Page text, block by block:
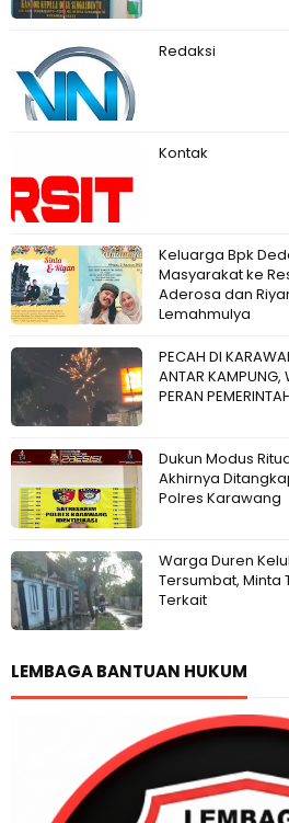
Redaksi
Kontak
Keluarga Bpk
Masyarakat ke
Aderosa dan
Lemahmulya
PECAH DI
ANTAR KAMPUNG,
PERAN
Dukun Modus
Akhirnya
Polres Karawang
Warga Duren
Tersumbat, Minta
Terkait
LEMBAGA BANTUAN HUKUM